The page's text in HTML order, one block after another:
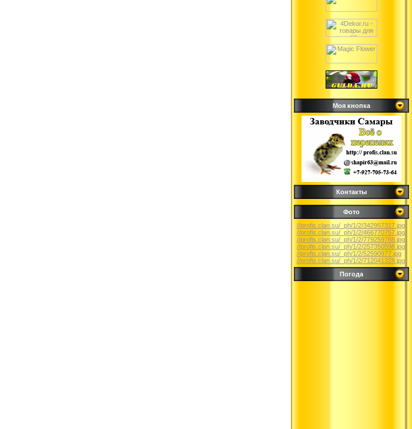
Моя кнопка
Контакты
Фото
//profis.clan.su/_ph/1/2/342957317.jpg
//profis.clan.su/_ph/1/2/466770757.jpg
//profis.clan.su/_ph/1/2/779259788.jpg
//profis.clan.su/_ph/1/2/257350598.jpg
//profis.clan.su/_ph/1/2/52590977.jpg
//profis.clan.su/_ph/1/2/712041328.jpg
Погода